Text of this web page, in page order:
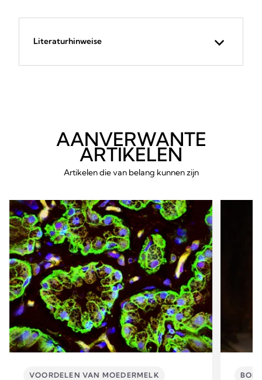
Literaturhinweise
AANVERWANTE
ARTIKELEN
Artikelen die van belang kunnen zijn
VOORDELEN VAN MOEDERMELK